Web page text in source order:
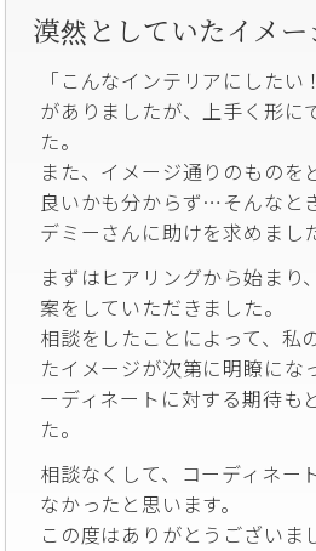
漠然としていたイメー
「こんなインテリアにした
がありましたが、上手く形に
た。
また、イメージ通りのものを
良いかも分からず…そんなと
デミーさんに助けを求めまし
まずはヒアリングから始まり
案をしていただきました。
相談をしたことによって、私
たイメージが次第に明瞭にな
ーディネートに対する期待も
た。
相談なくして、コーディネー
なかったと思います。
この度はありがとうございま